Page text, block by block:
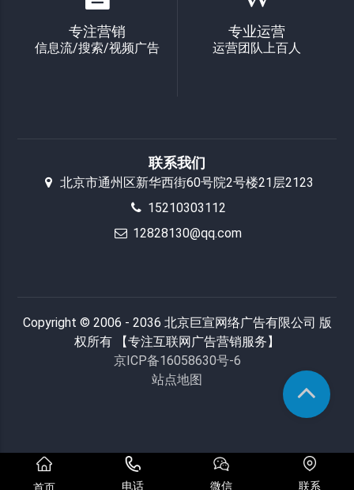
专注营销
信息流/搜索/视频广告
专业运营
运营团队上百人
联系我们
北京市通州区新华西街60号院2号楼21层2123
15210303112
12828130@qq.com
Copyright © 2006 - 2036 北京巨宣网络广告有限公司 版
权所有 【专注互联网广告营销服务】
京ICP备16058630号-6
站点地图
电话 微信 联系